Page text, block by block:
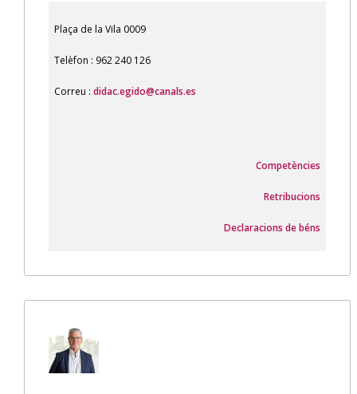
Plaça de la Vila 0009
Telèfon : 962 240 126
Correu : didac.egido@canals.es
Competències
Retribucions
Declaracions de béns